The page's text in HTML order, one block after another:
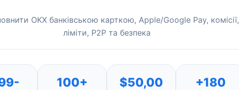
OKX банківською карткою, Apple/Google Pay, комісії,
ліміти, P2P та безпека
100+
$50,00
+180